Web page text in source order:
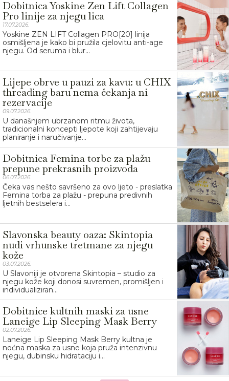
Dobitnica Yoskine Zen Lift Collagen
Pro linije za njegu lica
17.07.2026.
Yoskine ZEN LIFT Collagen PRO[20] linija
osmišljena je kako bi pružila cjelovitu anti-age
njegu. Od seruma i blur...
Lijepe obrve u pauzi za kavu: u CHIX
threading baru nema čekanja ni
rezervacije
09.07.2026.
U današnjem ubrzanom ritmu života,
tradicionalni koncepti ljepote koji zahtijevaju
planiranje i naručivanje...
Dobitnica Femina torbe za plažu
prepune prekrasnih proizvoda
06.07.2026.
Čeka vas nešto savršeno za ovo ljeto - preslatka
Femina torba za plažu - prepuna predivnih
ljetnih bestselera i...
Slavonska beauty oaza: Skintopia
nudi vrhunske tretmane za njegu
kože
03.07.2026.
U Slavoniji je otvorena Skintopia – studio za
njegu kože koji donosi suvremen, promišljen i
individualiziran...
Dobitnice kultnih maski za usne
Laneige Lip Sleeping Mask Berry
02.07.2026.
Laneige Lip Sleeping Mask Berry kultna je
noćna maska za usne koja pruža intenzivnu
njegu, dubinsku hidrataciju i...